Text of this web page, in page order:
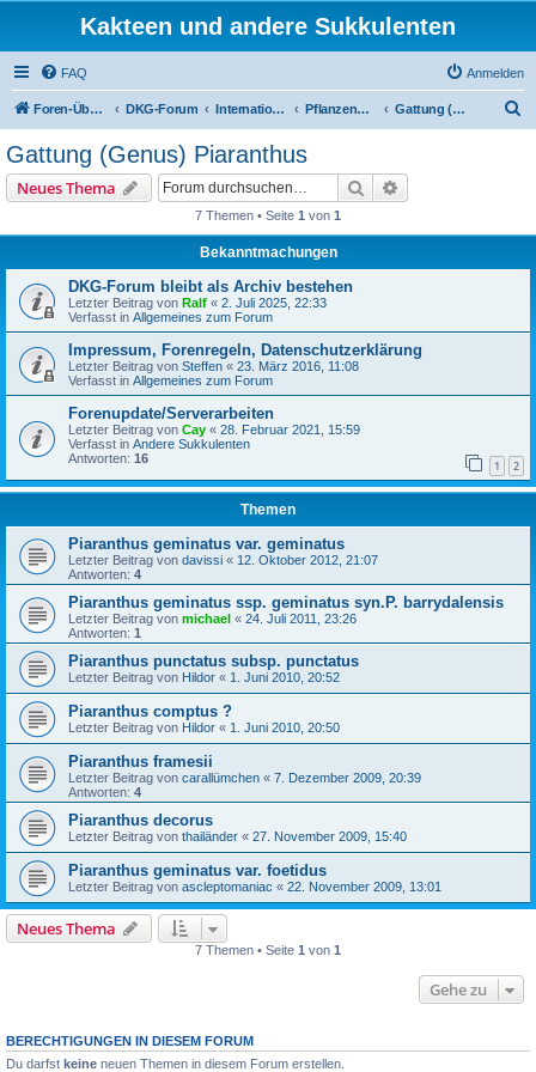
Kakteen und andere Sukkulenten
FAQ Anmelden
Foren-Übersicht DKG-Forum International Stapeliad Group Forum Pflanzenportraits Gattung (Genus) Piaranthus
Gattung (Genus) Piaranthus
Neues Thema Suche
7 Themen • Seite 1 von 1
Bekanntmachungen
DKG-Forum bleibt als Archiv bestehen
Letzter Beitrag von Ralf « 2. Juli 2025, 22:33
Verfasst in Allgemeines zum Forum
Impressum, Forenregeln, Datenschutzerklärung
Letzter Beitrag von Steffen « 23. März 2016, 11:08
Verfasst in Allgemeines zum Forum
Forenupdate/Serverarbeiten
Letzter Beitrag von Cay « 28. Februar 2021, 15:59
Verfasst in Andere Sukkulenten
Antworten: 16 1 2
Themen
Piaranthus geminatus var. geminatus
Letzter Beitrag von davissi « 12. Oktober 2012, 21:07
Antworten: 4
Piaranthus geminatus ssp. geminatus syn.P. barrydalensis
Letzter Beitrag von michael « 24. Juli 2011, 23:26
Antworten: 1
Piaranthus punctatus subsp. punctatus
Letzter Beitrag von Hildor « 1. Juni 2010, 20:52
Piaranthus comptus ?
Letzter Beitrag von Hildor « 1. Juni 2010, 20:50
Piaranthus framesii
Letzter Beitrag von carallümchen « 7. Dezember 2009, 20:39
Antworten: 4
Piaranthus decorus
Letzter Beitrag von thailänder « 27. November 2009, 15:40
Piaranthus geminatus var. foetidus
Letzter Beitrag von ascleptomaniac « 22. November 2009, 13:01
Neues Thema
7 Themen • Seite 1 von 1
Gehe zu
BERECHTIGUNGEN IN DIESEM FORUM
Du darfst keine neuen Themen in diesem Forum erstellen.